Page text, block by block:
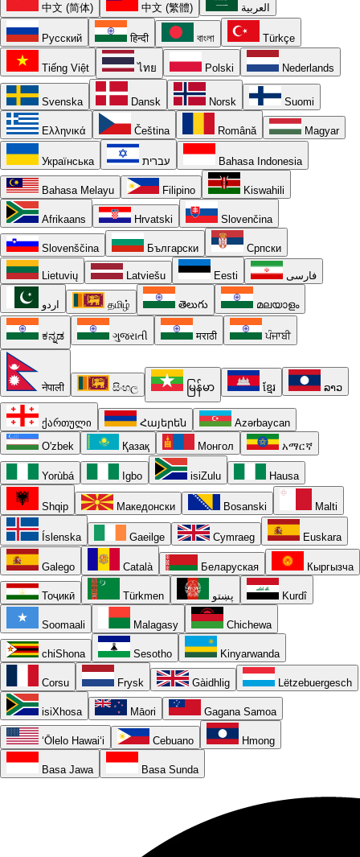
中文 (简体) 中文 (繁體) العربية
Русский हिन्दी বাংলা Türkçe
Tiếng Việt ไทย Polski Nederlands
Svenska Dansk Norsk Suomi
Ελληνικά Čeština Română Magyar
Українська עברית Bahasa Indonesia
Bahasa Melayu Filipino Kiswahili
Afrikaans Hrvatski Slovenčina
Slovenščina Български Српски
Lietuvių Latviešu Eesti فارسی
اردو தமிழ் తెలుగు മലയാളം
ಕನ್ನಡ ગુજરાતી मराठी ਪੰਜਾਬੀ
नेपाली සිංහල မြန်မာ ខ្មែរ ລາວ
ქართული Հայերեն
Azərbaycan
O'zbek
Қазақ Монгол አማርኛ
Yorùbá Igbo isiZulu Hausa
Shqip Македонски Bosanski Malti
Íslenska Gaeilge Cymraeg Euskara
Galego Català Беларуская Кыргызча
Тоҷикӣ Türkmen پښتو Kurdî
Soomaali Malagasy Chichewa
chiShona Sesotho Kinyarwanda
Corsu Frysk Gàidhlig Lëtzebuergesch
isiXhosa Māori Gagana Samoa
ʻŌlelo Hawaiʻi Cebuano Hmong
Basa Jawa Basa Sunda